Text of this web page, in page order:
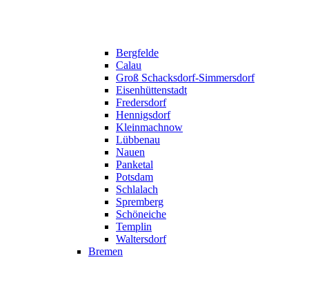
Bergfelde
Calau
Groß Schacksdorf-Simmersdorf
Eisenhüttenstadt
Fredersdorf
Hennigsdorf
Kleinmachnow
Lübbenau
Nauen
Panketal
Potsdam
Schlalach
Spremberg
Schöneiche
Templin
Waltersdorf
Bremen